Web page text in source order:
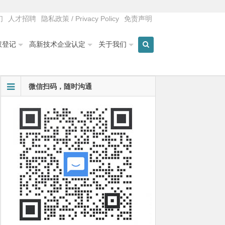
人才招聘 隐私政策 / Privacy Policy 免责声明
登记 高新技术企业认定 关于我们
微信扫码，随时沟通